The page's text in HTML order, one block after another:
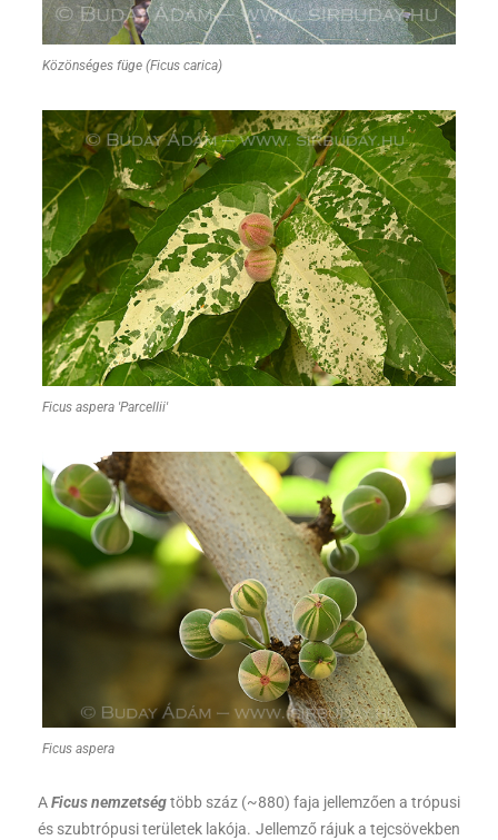
Közönséges füge (Ficus carica)
Ficus aspera 'Parcellii'
Ficus aspera
AFicus nemzetségtöbb száz (~880) faja jellemzően a trópusi
és szubtrópusi területek lakója. Jellemző rájuk a tejcsövekben